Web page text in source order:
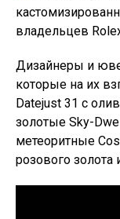
Дизайнеры и
которые на их
Datejust 31 с
золотые Sky-
метеоритные
розового золота